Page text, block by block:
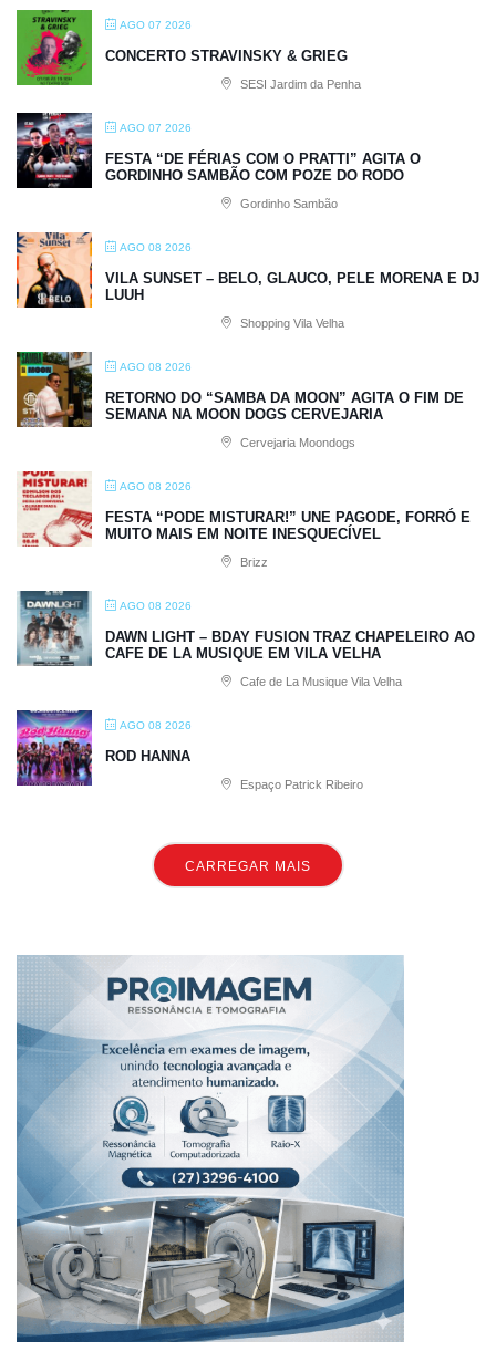
AGO 07 2026
CONCERTO STRAVINSKY & GRIEG
SESI Jardim da Penha
AGO 07 2026
FESTA “DE FÉRIAS COM O PRATTI” AGITA O
GORDINHO SAMBÃO COM POZE DO RODO
Gordinho Sambão
AGO 08 2026
VILA SUNSET – BELO, GLAUCO, PELE MORENA E DJ
LUUH
Shopping Vila Velha
AGO 08 2026
RETORNO DO “SAMBA DA MOON” AGITA O FIM DE
SEMANA NA MOON DOGS CERVEJARIA
Cervejaria Moondogs
AGO 08 2026
FESTA “PODE MISTURAR!” UNE PAGODE, FORRÓ E
MUITO MAIS EM NOITE INESQUECÍVEL
Brizz
AGO 08 2026
DAWN LIGHT – BDAY FUSION TRAZ CHAPELEIRO AO
CAFE DE LA MUSIQUE EM VILA VELHA
Cafe de La Musique Vila Velha
AGO 08 2026
ROD HANNA
Espaço Patrick Ribeiro
CARREGAR MAIS